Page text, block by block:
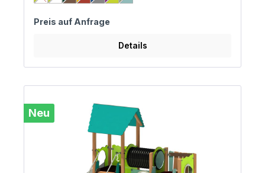
Preis auf Anfrage
Details
Neu